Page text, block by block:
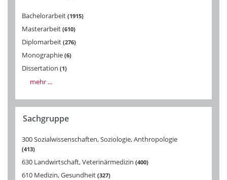
Bachelorarbeit 1915
Masterarbeit 610
Diplomarbeit 276
Monographie 6
Dissertation 1
mehr ...
Sachgruppe
300 Sozialwissenschaften, Soziologie, Anthropologie
413
630 Landwirtschaft, Veterinärmedizin 400
610 Medizin, Gesundheit 327